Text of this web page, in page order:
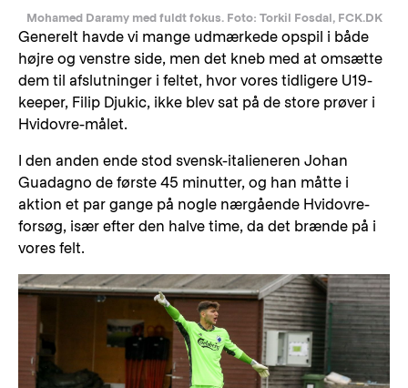
Mohamed Daramy med fuldt fokus. Foto: Torkil Fosdal, FCK.DK
Generelt havde vi mange udmærkede opspil i både
højre og venstre side, men det kneb med at omsætte
dem til afslutninger i feltet, hvor vores tidligere U19-
keeper, Filip Djukic, ikke blev sat på de store prøver i
Hvidovre-målet.
I den anden ende stod svensk-italieneren Johan
Guadagno de første 45 minutter, og han måtte i
aktion et par gange på nogle nærgående Hvidovre-
forsøg, især efter den halve time, da det brænde på i
vores felt.